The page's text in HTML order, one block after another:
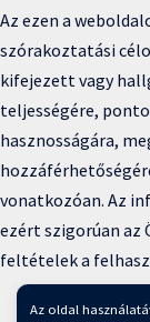
Az oldal
Az ezen a
szórakoztatási
kifejezett vagy
teljességére,
hasznosságára,
vonatkozóan. Az
ezért szigorúan az
feltételek a